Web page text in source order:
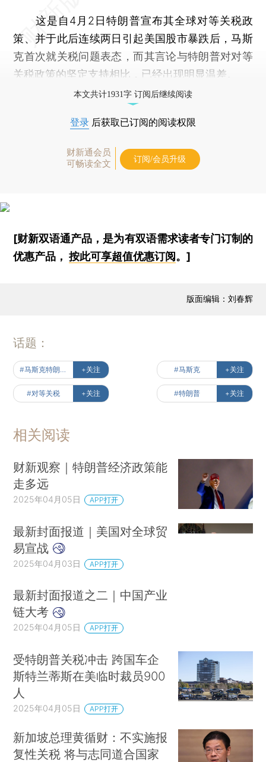
这是自4月2日特朗普宣布其全球对等关税政
策、并于此后连续两日引起美国股市暴跌后，马斯
克首次就关税问题表态，而其言论与特朗普对对等
关税政策的坚定支持相比，已经出现明显温差。
本文共计1931字 订阅后继续阅读
登录 后获取已订阅的阅读权限
财新通会员
可畅读全文
订阅/会员升级
[财新双语通产品，是为有双语需求读者专门订制的
优惠产品，按此可享超值优惠订阅。]
版面编辑：刘春辉
话题：
+关注 #马斯克 +关注
#对等关税 +关注 #特朗普 +关注
相关阅读
财新观察｜特朗普经济政策能
走多远
2025年04月05日 APP打开
最新封面报道｜美国对全球贸
易宣战
2025年04月03日 APP打开
最新封面报道之二｜中国产业
链大考
2025年04月05日 APP打开
受特朗普关税冲击 跨国车企
斯特兰蒂斯在美临时裁员900
人
2025年04月05日 APP打开
新加坡总理黄循财：不实施报
复性关税 将与志同道合国家